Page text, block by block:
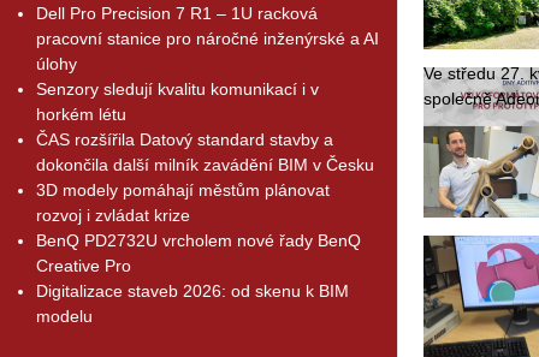
Dell Pro Precision 7 R1 – 1U racková
pracovní stanice pro náročné inženýrské a AI
úlohy
Senzory sledují kvalitu komunikací i v
horkém létu
ČAS rozšířila Datový standard stavby a
dokončila další milník zavádění BIM v Česku
3D modely pomáhají městům plánovat
rozvoj i zvládat krize
BenQ PD2732U vrcholem nové řady BenQ
Creative Pro
Digitalizace staveb 2026: od skenu k BIM
modelu
Ve stře­du 27.
spo­leč­ně